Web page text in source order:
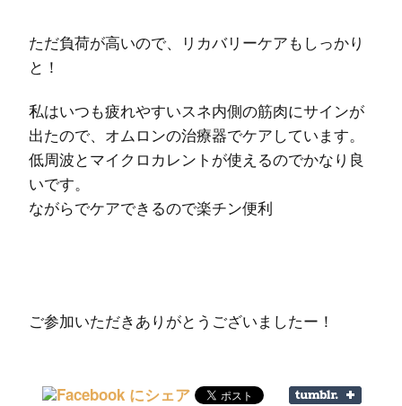
ただ負荷が高いので、リカバリーケアもしっかり
と！
私はいつも疲れやすいスネ内側の筋肉にサインが
出たので、オムロンの治療器でケアしています。
低周波とマイクロカレントが使えるのでかなり良
いです。
ながらでケアできるので楽チン便利
ご参加いただきありがとうございましたー！